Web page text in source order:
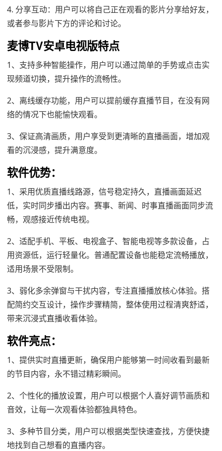
4. 分享互动：用户可以将自己正在观看的影片分享给好友，
或者参与影片下方的评论和讨论。
麦博TV安卓电视版特点
1、支持多种智能操作，用户可以通过简单的手势或点击实
现频道切换，提升操作的流畅性。
2、离线缓存功能，用户可以提前缓存直播节目，在没有网
络的情况下也能愉快观看。
3、保证高清画质，用户享受到更清晰的直播画面，增加观
看的沉浸感，提升满意度。
软件优势：
1、采用优质直播线路源，信号稳定持久，直播画面延迟
低，实时同步播出内容。赛事、新闻、时事直播画面同步流
畅，观感接近传统电视。
2、适配手机、平板、电视盒子、智能电视等多款设备，占
用资源低，运行轻量化。普通配置设备也能稳定流畅播放，
适用场景不受限制。
3、弱化多余弹窗与干扰内容，专注直播播放核心体验。搭
配简约交互设计，操作步骤精简，整体使用过程清爽舒适，
带来沉浸式直播收看体验。
软件亮点：
1、提供实时直播更新，确保用户能够第一时间收看到最新
的节目内容，永不错过精彩瞬间。
2、个性化的播放设置，用户可以根据个人喜好调节画质和
音效，让每一次观看体验都独具特色。
3、多种节目分类，用户可以根据类型快速查找，方便快捷
地找到自己想看的直播内容。